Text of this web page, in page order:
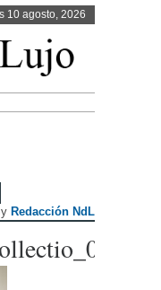
10 agosto, 2026
destinos con m
Redacción NdL